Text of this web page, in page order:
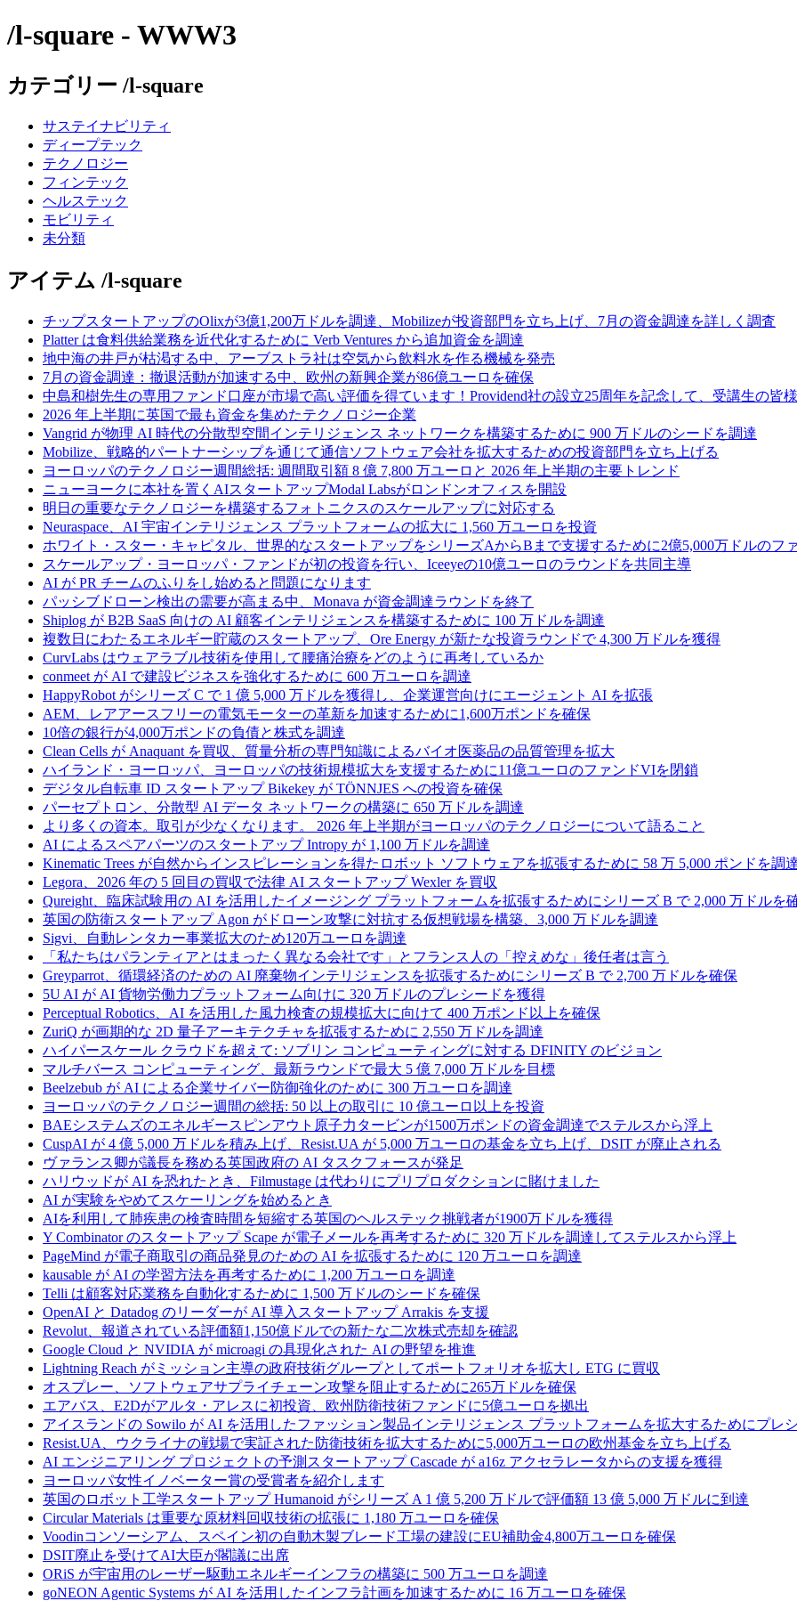
/l-square - WWW3
カテゴリー /l-square
サステイナビリティ
ディープテック
テクノロジー
フィンテック
ヘルステック
モビリティ
未分類
アイテム /l-square
チップスタートアップのOlixが3億1,200万ドルを調達、Mobilizeが投資部門を立ち上げ、7月の資金調達を詳しく調査
Platter は食料供給業務を近代化するために Verb Ventures から追加資金を調達
地中海の井戸が枯渇する中、アーブストラ社は空気から飲料水を作る機械を発売
7月の資金調達：撤退活動が加速する中、欧州の新興企業が86億ユーロを確保
中島和樹先生の専用ファンド口座が市場で高い評価を得ています！Providend社の設立25周年を記念して、受講生の皆
2026 年上半期に英国で最も資金を集めたテクノロジー企業
Vangrid が物理 AI 時代の分散型空間インテリジェンス ネットワークを構築するために 900 万ドルのシードを調達
Mobilize、戦略的パートナーシップを通じて通信ソフトウェア会社を拡大するための投資部門を立ち上げる
ヨーロッパのテクノロジー週間総括: 週間取引額 8 億 7,800 万ユーロと 2026 年上半期の主要トレンド
ニューヨークに本社を置くAIスタートアップModal Labsがロンドンオフィスを開設
明日の重要なテクノロジーを構築するフォトニクスのスケールアップに対応する
Neuraspace、AI 宇宙インテリジェンス プラットフォームの拡大に 1,560 万ユーロを投資
ホワイト・スター・キャピタル、世界的なスタートアップをシリーズAからBまで支援するために2億5,000万ドルのフ
スケールアップ・ヨーロッパ・ファンドが初の投資を行い、Iceeyeの10億ユーロのラウンドを共同主導
AI が PR チームのふりをし始めると問題になります
パッシブドローン検出の需要が高まる中、Monava が資金調達ラウンドを終了
Shiplog が B2B SaaS 向けの AI 顧客インテリジェンスを構築するために 100 万ドルを調達
複数日にわたるエネルギー貯蔵のスタートアップ、Ore Energy が新たな投資ラウンドで 4,300 万ドルを獲得
CurvLabs はウェアラブル技術を使用して腰痛治療をどのように再考しているか
conmeet が AI で建設ビジネスを強化するために 600 万ユーロを調達
HappyRobot がシリーズ C で 1 億 5,000 万ドルを獲得し、企業運営向けにエージェント AI を拡張
AEM、レアアースフリーの電気モーターの革新を加速するために1,600万ポンドを確保
10倍の銀行が4,000万ポンドの負債と株式を調達
Clean Cells が Anaquant を買収、質量分析の専門知識によるバイオ医薬品の品質管理を拡大
ハイランド・ヨーロッパ、ヨーロッパの技術規模拡大を支援するために11億ユーロのファンドVIを閉鎖
デジタル自転車 ID スタートアップ Bikekey が TÖNNJES への投資を確保
パーセプトロン、分散型 AI データ ネットワークの構築に 650 万ドルを調達
より多くの資本。取引が少なくなります。 2026 年上半期がヨーロッパのテクノロジーについて語ること
AI によるスペアパーツのスタートアップ Intropy が 1,100 万ドルを調達
Kinematic Trees が自然からインスピレーションを得たロボット ソフトウェアを拡張するために 58 万 5,000 ポンドを調
Legora、2026 年の 5 回目の買収で法律 AI スタートアップ Wexler を買収
Qureight、臨床試験用の AI を活用したイメージング プラットフォームを拡張するためにシリーズ B で 2,000 万ドルを
英国の防衛スタートアップ Agon がドローン攻撃に対抗する仮想戦場を構築、3,000 万ドルを調達
Sigvi、自動レンタカー事業拡大のため120万ユーロを調達
「私たちはパランティアとはまったく異なる会社です」とフランス人の「控えめな」後任者は言う
Greyparrot、循環経済のための AI 廃棄物インテリジェンスを拡張するためにシリーズ B で 2,700 万ドルを確保
5U AI が AI 貨物労働力プラットフォーム向けに 320 万ドルのプレシードを獲得
Perceptual Robotics、AI を活用した風力検査の規模拡大に向けて 400 万ポンド以上を確保
ZuriQ が画期的な 2D 量子アーキテクチャを拡張するために 2,550 万ドルを調達
ハイパースケール クラウドを超えて: ソブリン コンピューティングに対する DFINITY のビジョン
マルチバース コンピューティング、最新ラウンドで最大 5 億 7,000 万ドルを目標
Beelzebub が AI による企業サイバー防御強化のために 300 万ユーロを調達
ヨーロッパのテクノロジー週間の総括: 50 以上の取引に 10 億ユーロ以上を投資
BAEシステムズのエネルギースピンアウト原子力タービンが1500万ポンドの資金調達でステルスから浮上
CuspAI が 4 億 5,000 万ドルを積み上げ、Resist.UA が 5,000 万ユーロの基金を立ち上げ、DSIT が廃止される
ヴァランス卿が議長を務める英国政府の AI タスクフォースが発足
ハリウッドが AI を恐れたとき、Filmustage は代わりにプリプロダクションに賭けました
AI が実験をやめてスケーリングを始めるとき
AIを利用して肺疾患の検査時間を短縮する英国のヘルステック挑戦者が1900万ドルを獲得
Y Combinator のスタートアップ Scape が電子メールを再考するために 320 万ドルを調達してステルスから浮上
PageMind が電子商取引の商品発見のための AI を拡張するために 120 万ユーロを調達
kausable が AI の学習方法を再考するために 1,200 万ユーロを調達
Telli は顧客対応業務を自動化するために 1,500 万ドルのシードを確保
OpenAI と Datadog のリーダーが AI 導入スタートアップ Arrakis を支援
Revolut、報道されている評価額1,150億ドルでの新たな二次株式売却を確認
Google Cloud と NVIDIA が microagi の具現化された AI の野望を推進
Lightning Reach がミッション主導の政府技術グループとしてポートフォリオを拡大し ETG に買収
オスプレー、ソフトウェアサプライチェーン攻撃を阻止するために265万ドルを確保
エアバス、E2Dがアルタ・アレスに初投資、欧州防衛技術ファンドに5億ユーロを拠出
アイスランドの Sowilo が AI を活用したファッション製品インテリジェンス プラットフォームを拡大するためにプレ
Resist.UA、ウクライナの戦場で実証された防衛技術を拡大するために5,000万ユーロの欧州基金を立ち上げる
AI エンジニアリング プロジェクトの予測スタートアップ Cascade が a16z アクセラレータからの支援を獲得
ヨーロッパ女性イノベーター賞の受賞者を紹介します
英国のロボット工学スタートアップ Humanoid がシリーズ A 1 億 5,200 万ドルで評価額 13 億 5,000 万ドルに到達
Circular Materials は重要な原材料回収技術の拡張に 1,180 万ユーロを確保
Voodinコンソーシアム、スペイン初の自動木製ブレード工場の建設にEU補助金4,800万ユーロを確保
DSIT廃止を受けてAI大臣が閣議に出席
ORiS が宇宙用のレーザー駆動エネルギーインフラの構築に 500 万ユーロを調達
goNEON Agentic Systems が AI を活用したインフラ計画を加速するために 16 万ユーロを確保